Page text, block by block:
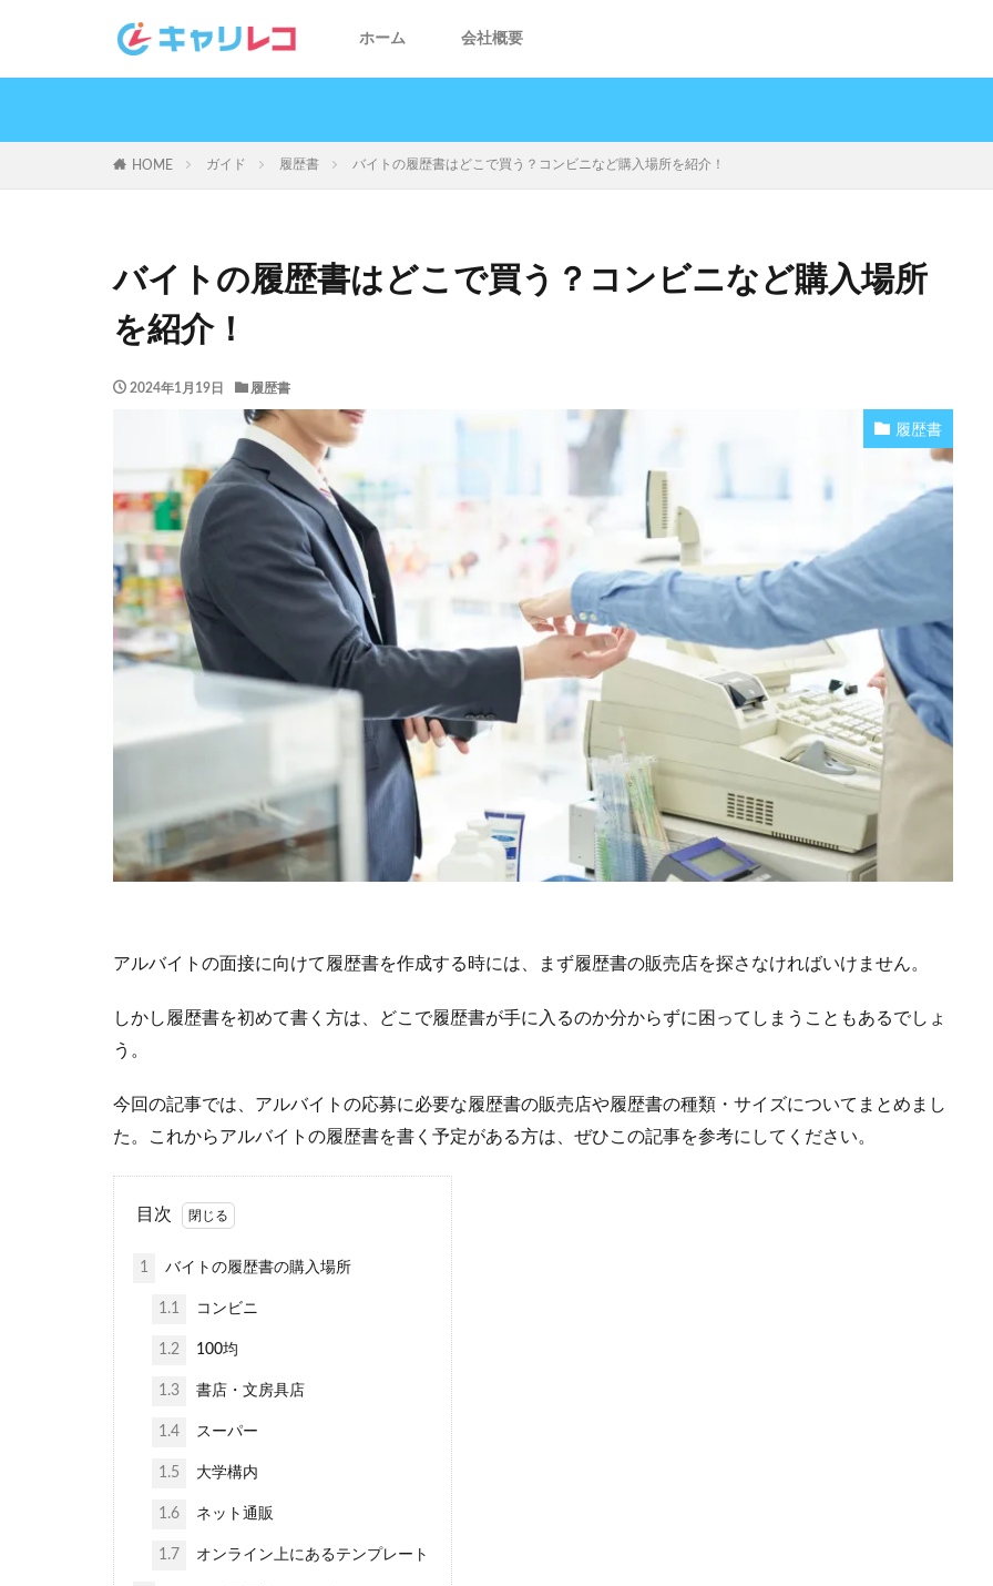
ホーム 会社概要
HOME ガイド 履歴書 バイトの履歴書はどこで買う？コンビニなど購入場所を紹介！
バイトの履歴書はどこで買う？コンビニなど購入場所
を紹介！
2024年1月19日 履歴書
履歴書
アルバイトの面接に向けて履歴書を作成する時には、まず履歴書の販売店を探さなければいけません。
しかし履歴書を初めて書く方は、どこで履歴書が手に入るのか分からずに困ってしまうこともあるでしょ
う。
今回の記事では、アルバイトの応募に必要な履歴書の販売店や履歴書の種類・サイズについてまとめまし
た。これからアルバイトの履歴書を書く予定がある方は、ぜひこの記事を参考にしてください。
目次
1 バイトの履歴書の購入場所
1.1 コンビニ
1.2 100均
1.3 書店・文房具店
1.4 スーパー
1.5 大学構内
1.6 ネット通販
1.7 オンライン上にあるテンプレート